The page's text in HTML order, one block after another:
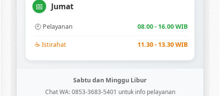
📅 Jumat
🕘 Pelayanan 08.00 - 16.00 WIB
☕ Istirahat 11.30 - 13.30 WIB
Sabtu dan Minggu Libur
Chat WA: 0853-3683-5401 untuk info pelayanan